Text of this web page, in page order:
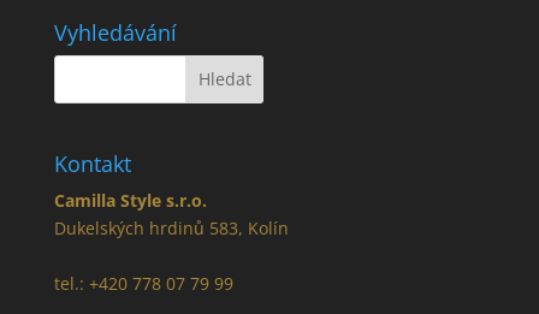
Vyhledávání
Kontakt
Camilla Style s.r.o.
Dukelských hrdinů 583, Kolín
tel.: +420 778 07 79 99